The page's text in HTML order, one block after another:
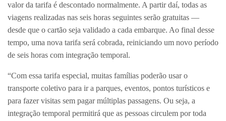
valor da tarifa é descontado normalmente. A partir daí, todas as
viagens realizadas nas seis horas seguintes serão gratuitas —
desde que o cartão seja validado a cada embarque. Ao final desse
tempo, uma nova tarifa será cobrada, reiniciando um novo período
de seis horas com integração temporal.
“Com essa tarifa especial, muitas famílias poderão usar o
transporte coletivo para ir a parques, eventos, pontos turísticos e
para fazer visitas sem pagar múltiplas passagens. Ou seja, a
integração temporal permitirá que as pessoas circulem por toda